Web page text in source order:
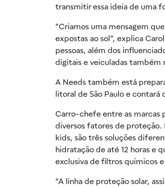
transmitir essa ideia de uma
“Criamos uma mensagem
expostas ao sol”, explica
pessoas, além dos
digitais e veiculadas também
A Needs também está
litoral de São Paulo e contará
Carro-chefe entre as marcas
diversos fatores de
kids, são três soluções
hidratação de até 12 horas e
exclusiva de filtros químicos
“A linha de proteção solar,